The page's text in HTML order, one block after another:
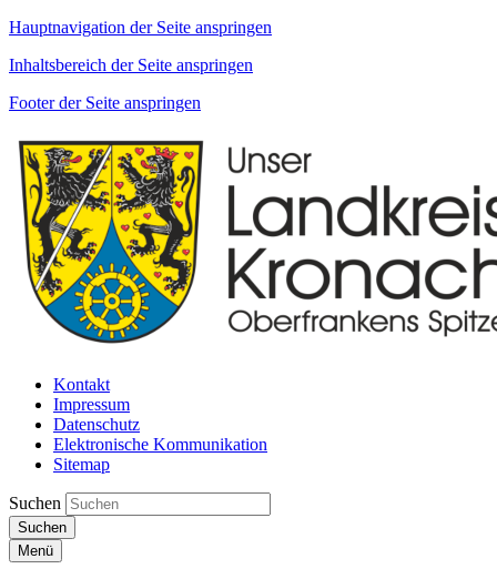
Hauptnavigation der Seite anspringen
Inhaltsbereich der Seite anspringen
Footer der Seite anspringen
Kontakt
Impressum
Datenschutz
Elektronische Kommunikation
Sitemap
Suchen
Suchen
Menü